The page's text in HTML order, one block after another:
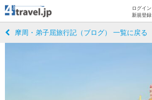
ログイン
新規登録
摩周・弟子屈旅行記（ブログ） 一覧に戻る